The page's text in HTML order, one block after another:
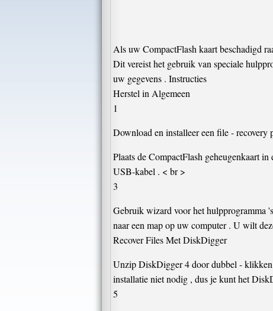
Als uw CompactFlash kaart beschadigd
Dit vereist het gebruik van speciale
uw gegevens . Instructies
Herstel in Algemeen
1
Download en installeer een file -
Plaats de CompactFlash geheugenkaart
USB-kabel . < br >
3
Gebruik wizard voor het hulpprogramma
naar een map op uw computer . U wilt
Recover Files Met DiskDigger
Unzip DiskDigger 4 door dubbel -
installatie niet nodig , dus je kunt het
5